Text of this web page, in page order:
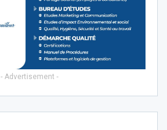
- Advertisement -